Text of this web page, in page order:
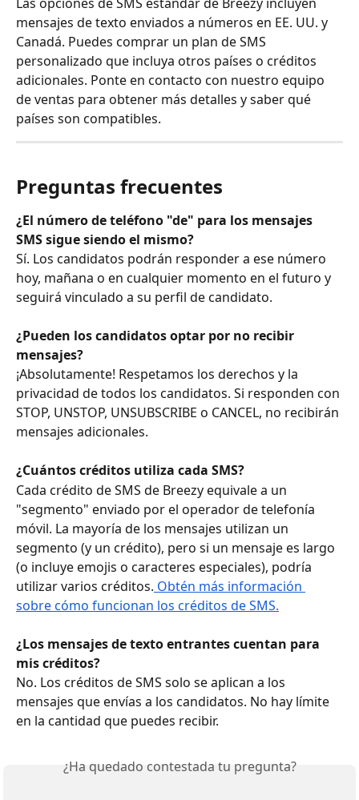
mensajes de texto enviados a números en EE. UU. y
Canadá. Puedes comprar un plan de SMS
personalizado que incluya otros países o créditos
adicionales. Ponte en contacto con nuestro equipo
de ventas para obtener más detalles y saber qué
países son compatibles.
Preguntas frecuentes
¿El número de teléfono "de" para los mensajes
SMS sigue siendo el mismo?
Sí. Los candidatos podrán responder a ese número
hoy, mañana o en cualquier momento en el futuro y
seguirá vinculado a su perfil de candidato.
¿Pueden los candidatos optar por no recibir
mensajes?
¡Absolutamente! Respetamos los derechos y la
privacidad de todos los candidatos. Si responden con
STOP, UNSTOP, UNSUBSCRIBE o CANCEL, no recibirán
mensajes adicionales.
¿Cuántos créditos utiliza cada SMS?
Cada crédito de SMS de Breezy equivale a un
"segmento" enviado por el operador de telefonía
móvil. La mayoría de los mensajes utilizan un
segmento (y un crédito), pero si un mensaje es largo
(o incluye emojis o caracteres especiales), podría
utilizar varios créditos. Obtén más información
sobre cómo funcionan los créditos de SMS.
¿Los mensajes de texto entrantes cuentan para
mis créditos?
No. Los créditos de SMS solo se aplican a los
mensajes que envías a los candidatos. No hay límite
en la cantidad que puedes recibir.
¿Ha quedado contestada tu pregunta?